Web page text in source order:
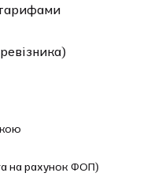
на рахунок ФОП)